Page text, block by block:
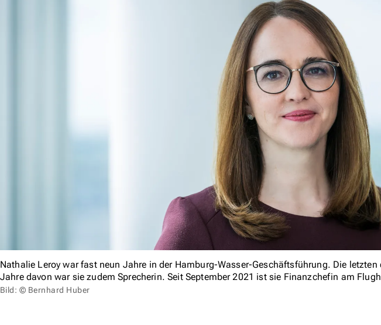
Nathalie Leroy war fast neun Jahre in der Hamburg-Wasser-Geschäftsführung. Die letzten
Jahre davon war sie zudem Sprecherin. Seit September 2021 ist sie Finanzchefin am
Bild: © Bernhard Huber